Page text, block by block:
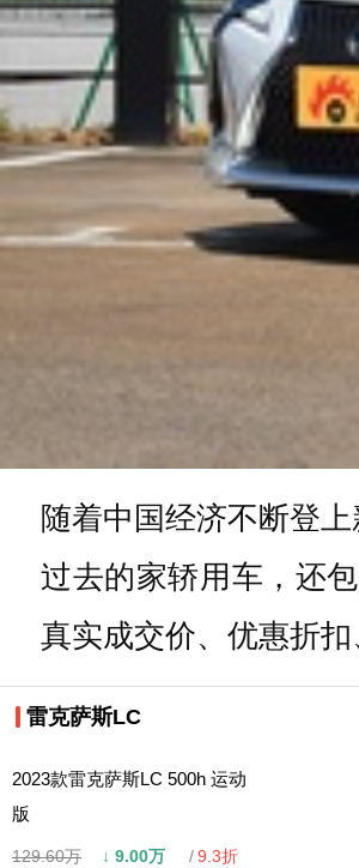
随着中国经济不断登
过去的家轿用车，还
真实成交价、优惠折
雷克萨斯LC
2023款雷克萨斯LC 500h 运动
版
129.60万 ↓ 9.00万 9.3折